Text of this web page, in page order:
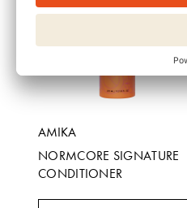
AMIKA
NORMCORE SIGNATURE
CONDITIONER